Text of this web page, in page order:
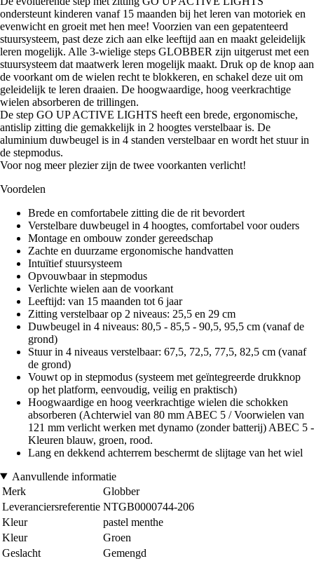
ondersteunt kinderen vanaf 15 maanden bij het leren van motoriek en
evenwicht en groeit met hen mee! Voorzien van een gepatenteerd
stuursysteem, past deze zich aan elke leeftijd aan en maakt geleidelijk
leren mogelijk. Alle 3-wielige steps GLOBBER zijn uitgerust met een
stuursysteem dat maatwerk leren mogelijk maakt. Druk op de knop aan
de voorkant om de wielen recht te blokkeren, en schakel deze uit om
geleidelijk te leren draaien. De hoogwaardige, hoog veerkrachtige
wielen absorberen de trillingen.
De step GO UP ACTIVE LIGHTS heeft een brede, ergonomische,
antislip zitting die gemakkelijk in 2 hoogtes verstelbaar is. De
aluminium duwbeugel is in 4 standen verstelbaar en wordt het stuur in
de stepmodus.
Voor nog meer plezier zijn de twee voorkanten verlicht!
Voordelen
Brede en comfortabele zitting die de rit bevordert
Verstelbare duwbeugel in 4 hoogtes, comfortabel voor ouders
Montage en ombouw zonder gereedschap
Zachte en duurzame ergonomische handvatten
Intuïtief stuursysteem
Opvouwbaar in stepmodus
Verlichte wielen aan de voorkant
Leeftijd: van 15 maanden tot 6 jaar
Zitting verstelbaar op 2 niveaus: 25,5 en 29 cm
Duwbeugel in 4 niveaus: 80,5 - 85,5 - 90,5, 95,5 cm (vanaf de
grond)
Stuur in 4 niveaus verstelbaar: 67,5, 72,5, 77,5, 82,5 cm (vanaf
de grond)
Vouwt op in stepmodus (systeem met geïntegreerde drukknop
op het platform, eenvoudig, veilig en praktisch)
Hoogwaardige en hoog veerkrachtige wielen die schokken
absorberen (Achterwiel van 80 mm ABEC 5 / Voorwielen van
121 mm verlicht werken met dynamo (zonder batterij) ABEC 5 -
Kleuren blauw, groen, rood.
Lang en dekkend achterrem beschermt de slijtage van het wiel
Aanvullende informatie
Merk
Globber
Leveranciersreferentie NTGB0000744-206
Kleur
pastel menthe
Kleur
Groen
Geslacht
Gemengd